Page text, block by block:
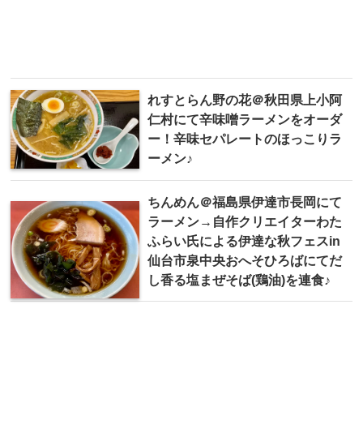
れすとらん野の花＠秋田県上小阿
仁村にて辛味噌ラーメンをオーダ
ー！辛味セパレートのほっこりラ
ーメン♪
ちんめん＠福島県伊達市長岡にて
ラーメン→自作クリエイターわた
ふらい氏による伊達な秋フェスin
仙台市泉中央おへそひろばにてだ
し香る塩まぜそば(鶏油)を連食♪